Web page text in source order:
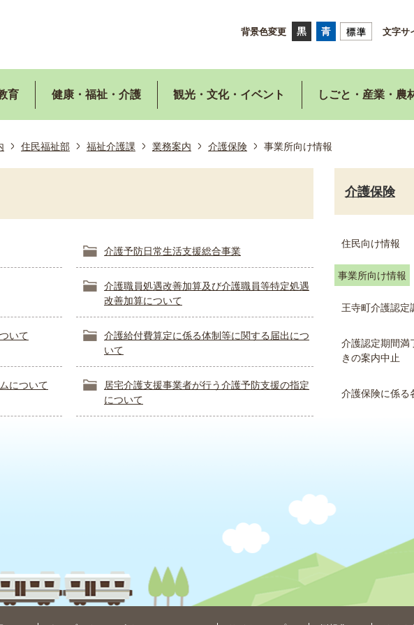
背景色変更 文字サ
育 健康・福祉・介護 観光・文化・イベント しごと・産業・農
住民福祉部 福祉介護課 業務案内 介護保険 事業所向け情報
介護予防日常生活支援総合事業
介護職員処遇改善加算及び介護職員等特定処遇
改善加算について
いて
介護給付費算定に係る体制等に関する届出につ
いて
について
居宅介護支援事業者が行う介護予防支援の指定
について
介護保険
住民向け情報
事業所向け情報
王寺町介護認定
介護認定期間満
きの案内中止
介護保険に係る